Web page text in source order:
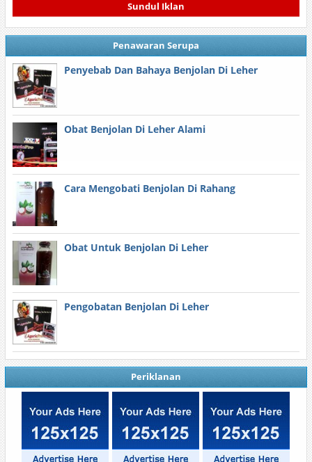
Sundul Iklan
Penawaran Serupa
Penyebab Dan Bahaya Benjolan Di Leher
Obat Benjolan Di Leher Alami
Cara Mengobati Benjolan Di Rahang
Obat Untuk Benjolan Di Leher
Pengobatan Benjolan Di Leher
Periklanan